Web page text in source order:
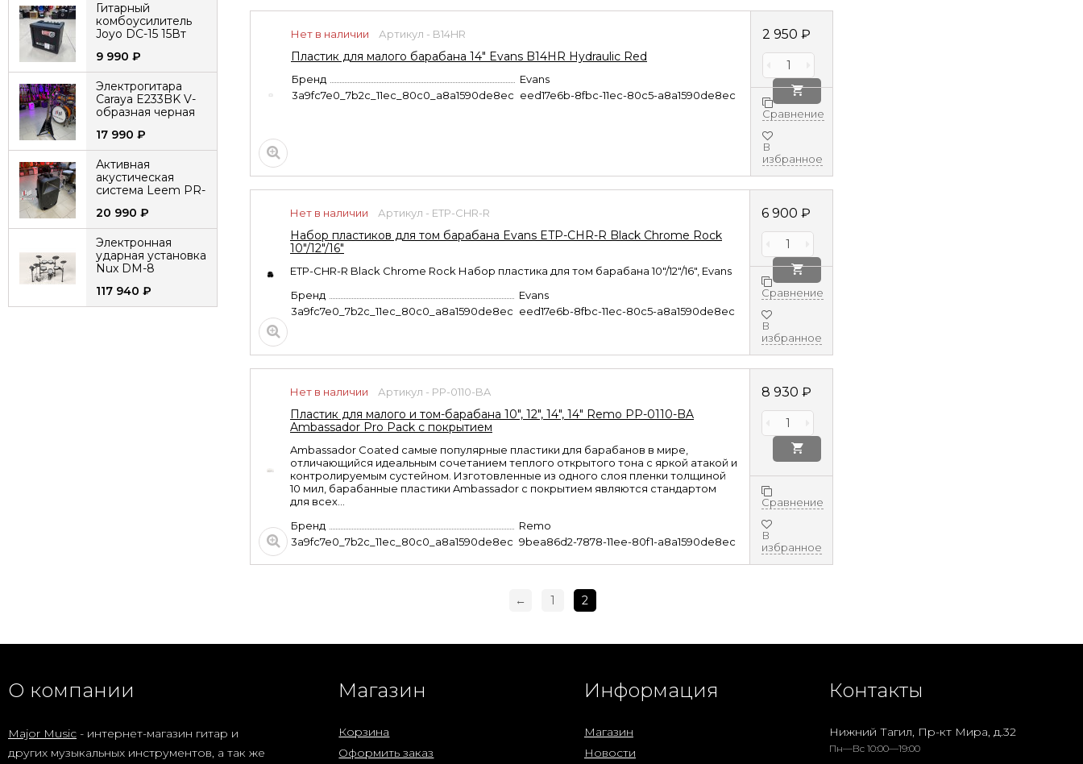
Нет в наличии Артикул - B14HR
Пластик для малого барабана 14" Evans B14HR Hydraulic Red
Бренд
Evans
3a9fc7e0_7b2c_11ec_80c0_a8a1590de8ec eed17e6b-8fbc-11ec-80c5-a8a1590de8ec
2 950 ₽
Сравнение
В
избранное
Нет в наличии Артикул - ETP-CHR-R
Набор пластиков для том барабана Evans ETP-CHR-R Black Chrome Rock
10"/12"/16"
ETP-CHR-R Black Chrome Rock Набор пластика для том барабана 10"/12"/16", Evans
Бренд
Evans
3a9fc7e0_7b2c_11ec_80c0_a8a1590de8ec eed17e6b-8fbc-11ec-80c5-a8a1590de8ec
6 900 ₽
Сравнение
В
избранное
Нет в наличии Артикул - PP-0110-BA
Пластик для малого и том-барабана 10", 12", 14", 14" Remo PP-0110-BA
Ambassador Pro Pack с покрытием
Ambassador Coated самые популярные пластики для барабанов в мире,
отличающийся идеальным сочетанием теплого открытого тона с яркой атакой и
контролируемым сустейном. Изготовленные из одного слоя пленки толщиной
10 мил, барабанные пластики Ambassador с покрытием являются стандартом
для всех...
Бренд
Remo
3a9fc7e0_7b2c_11ec_80c0_a8a1590de8ec 9bea86d2-7878-11ee-80f1-a8a1590de8ec
8 930 ₽
Сравнение
В
избранное
← 1 2
Гитарный
комбоусилитель
Joyo DC-15 15Вт
9 990 ₽
Электрогитара
Caraya E233BK V-
образная черная
17 990 ₽
Активная
акустическая
система Leem PR-
микрофонами
аккумуляторная
20 990 ₽
Электронная
ударная установка
Nux DM-8
117 940 ₽
О компании
Major Music - интернет-магазин гитар и
других музыкальных инструментов, а так же
Магазин
Корзина
Оформить заказ
Информация
Магазин
Новости
Контакты
Нижний Тагил, Пр-кт Мира, д.32
Пн—Вс 10:00—19:00